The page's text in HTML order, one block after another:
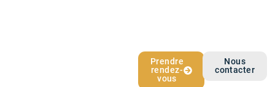
Prendre
rendez-
vous
Nous
contacter